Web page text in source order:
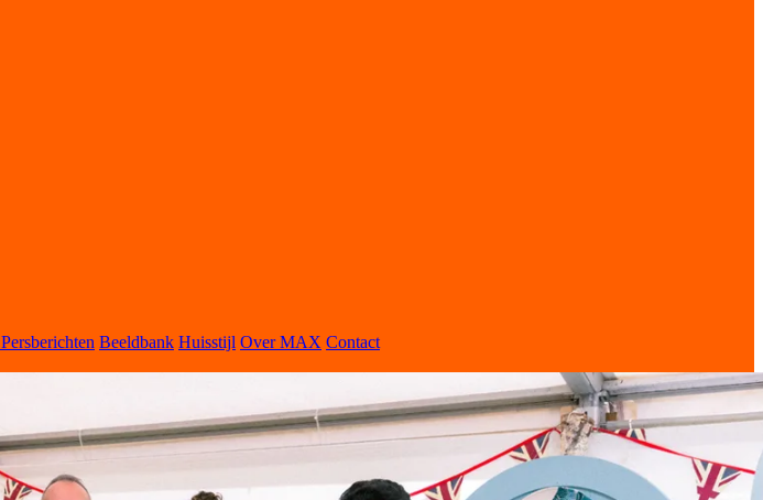
Persberichten Beeldbank Huisstijl Over MAX Contact